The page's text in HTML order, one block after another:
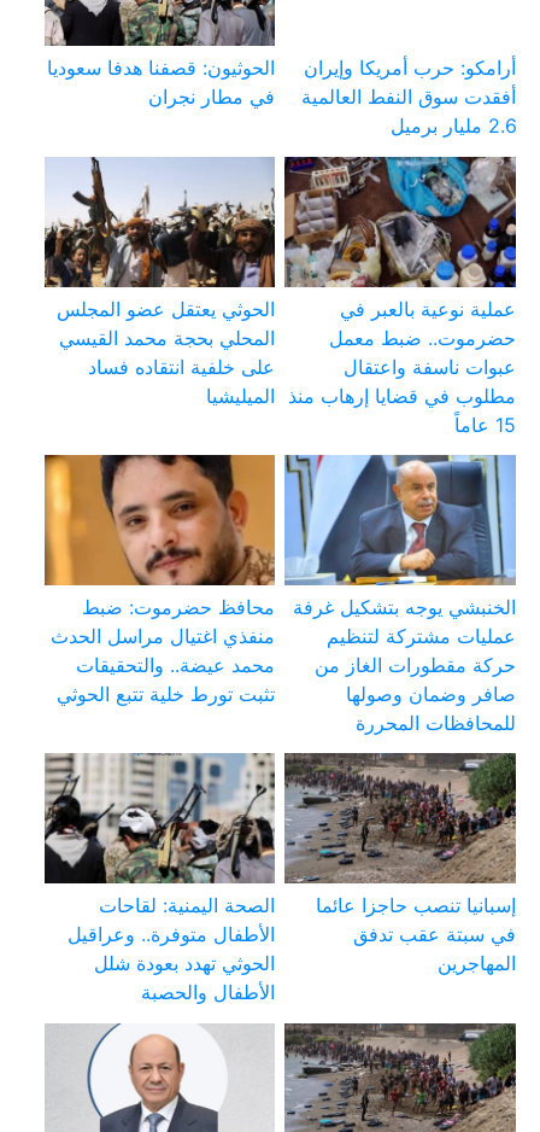
أرامكو: حرب أمريكا وإيران
أفقدت سوق النفط العالمية
2.6 مليار برميل
الحوثيون: قصفنا هدفا سعوديا
في مطار نجران
عملية نوعية بالعبر في
حضرموت.. ضبط معمل
عبوات ناسفة واعتقال
مطلوب في قضايا إرهاب منذ
15 عاماً
الحوثي يعتقل عضو المجلس
المحلي بحجة محمد القيسي
على خلفية انتقاده فساد
الميليشيا
الخنبشي يوجه بتشكيل غرفة
عمليات مشتركة لتنظيم
حركة مقطورات الغاز من
صافر وضمان وصولها
للمحافظات المحررة
محافظ حضرموت: ضبط
منفذي اغتيال مراسل الحدث
محمد عيضة.. والتحقيقات
تثبت تورط خلية تتبع الحوثي
إسبانيا تنصب حاجزا عائما
في سبتة عقب تدفق
المهاجرين
الصحة اليمنية: لقاحات
الأطفال متوفرة.. وعراقيل
الحوثي تهدد بعودة شلل
الأطفال والحصبة